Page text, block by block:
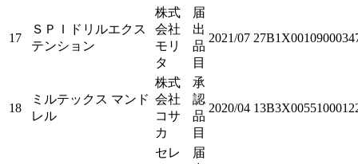
17
ＳＰＩドリルエクス
テンション
株式
会社
モリ
タ
届
出
品
目
2021/07
18
ミルテックス マンド
レル
株式
会社
コサ
カ
承
認
品
目
2020/04
セレ
届